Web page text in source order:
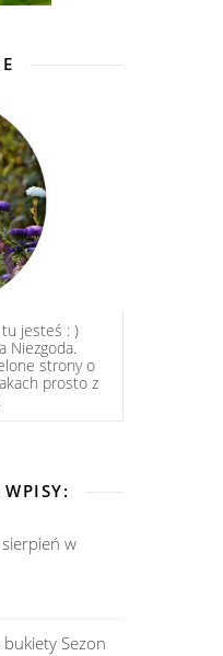
tu jesteś : )
Niezgoda.
strony o
prosto z
w
Sezon